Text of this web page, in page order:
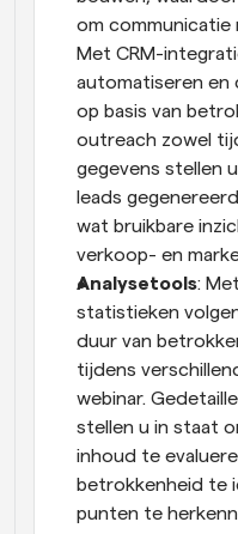
om communicatie
Met CRM-
automatiseren en
op basis van
outreach zowel
gegevens stellen
leads
wat bruikbare
verkoop- en
Analysetools:
statistieken
duur van
tijdens
webinar.
stellen u in staat
inhoud te
betrokkenheid te
punten te